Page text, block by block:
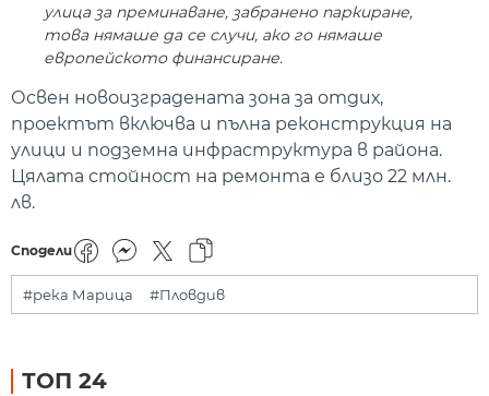
улица за преминаване, забранено паркиране,
това нямаше да се случи, ако го нямаше
европейското финансиране.
Освен новоизградената зона за отдих,
проектът включва и пълна реконструкция на
улици и подземна инфраструктура в района.
Цялата стойност на ремонта е близо 22 млн.
лв.
Сподели
#река Марица #Пловдив
ТОП 24